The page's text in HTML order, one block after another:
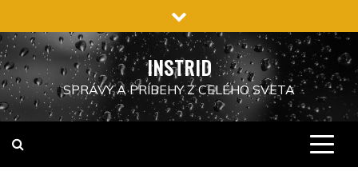
na
obsah
INSTRID
SPRÁVY A PRÍBEHY Z CELÉHO SVETA